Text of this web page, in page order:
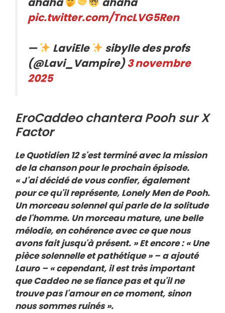
pic.twitter.com/TncLVG5Ren
— LaviEle
sibylle des profs
(@Lavi_Vampire)3 novembre
2025
EroCaddeo chantera Pooh sur X
Factor
Le Quotidien 12 s'est terminé avec la mission
de la chanson pour le prochain épisode.
« J'ai décidé de vous confier, également
pour ce qu'il représente, Lonely Men de Pooh.
Un morceau solennel qui parle de la solitude
de l'homme. Un morceau mature, une belle
mélodie, en cohérence avec ce que nous
avons fait jusqu'à présent. » Et encore : « Une
pièce solennelle et pathétique » – a ajouté
Lauro – « cependant, il est très important
que Caddeo ne se fiance pas et qu'il ne
trouve pas l'amour en ce moment, sinon
nous sommes ruinés ».